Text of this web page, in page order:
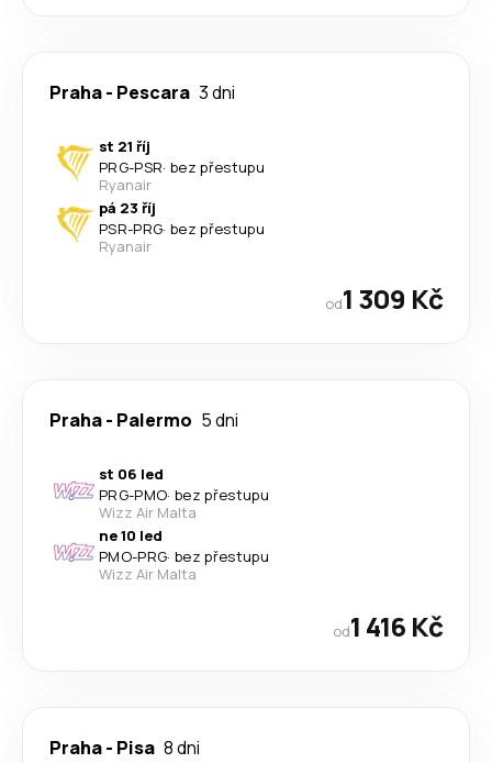
Praha- Pescara 3 dni
st 21 říj
PRG-PSR· bez přestupu
Ryanair
pá 23 říj
PSR-PRG· bez přestupu
Ryanair
od1 309 Kč
Praha- Palermo 5 dni
st 06 led
PRG-PMO· bez přestupu
Wizz Air Malta
ne 10 led
PMO-PRG· bez přestupu
Wizz Air Malta
od1 416 Kč
Praha- Pisa 8 dni